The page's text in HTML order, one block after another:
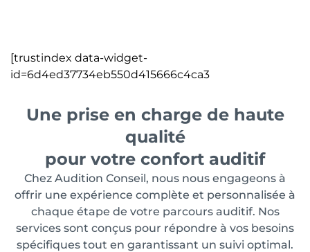
[trustindex data-widget-
id=6d4ed37734eb550d415666c4ca3
Une prise en charge de haute
qualité
pour votre confort auditif
Chez Audition Conseil, nous nous engageons à
offrir une expérience complète et personnalisée à
chaque étape de votre parcours auditif. Nos
services sont conçus pour répondre à vos besoins
spécifiques tout en garantissant un suivi optimal.